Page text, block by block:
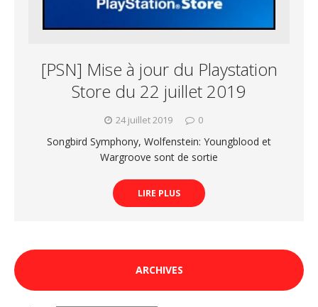
[PSN] Mise à jour du Playstation
Store du 22 juillet 2019
24 juillet 2019 0
Songbird Symphony, Wolfenstein: Youngblood et
Wargroove sont de sortie
LIRE PLUS
ARCHIVES